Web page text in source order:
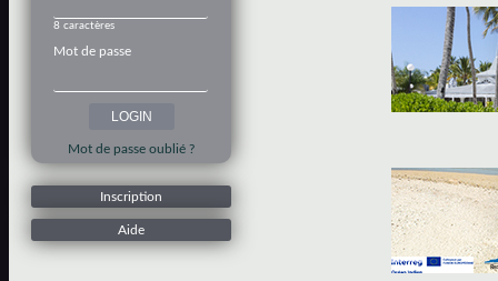
8 caractères
Mot de passe
Mot de passe oublié ?
Inscription
Aide